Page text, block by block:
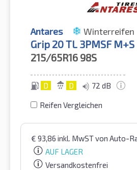
Antares Winterreifen
Grip 20 TL 3PMSF M+S
215/65R16 98S
D D 72 dB
Reifen Vergleichen
€ 93,86 inkl. MwSTvon Auto-
AUF LAGER
Versandkostenfrei